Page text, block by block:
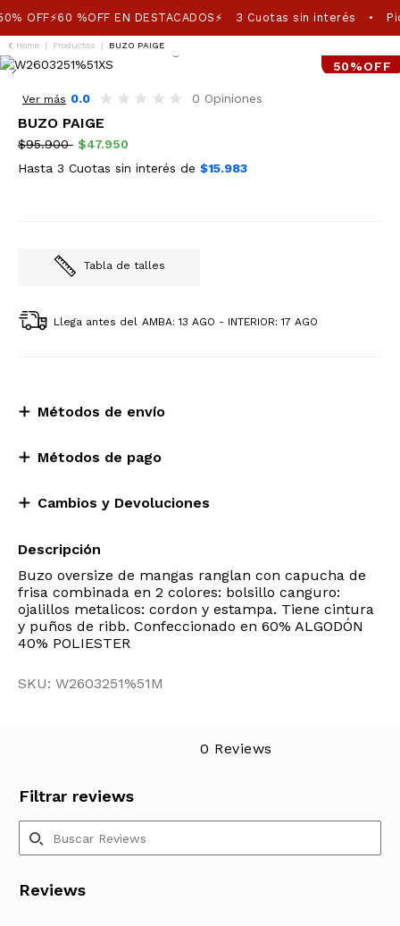
OFF⚡60 %OFF EN DESTACADOS⚡ 3 Cuotas sin interés •
Home | Productos | BUZO PAIGE
50%OFF
Ver más 0.0 0 Opiniones
BUZO PAIGE
$95.900 $47.950
Hasta 3 Cuotas sin interés de $15.983
Tabla de talles
Llega antes del AMBA: 13 AGO - INTERIOR: 17 AGO
Métodos de envío
Métodos de pago
Cambios y Devoluciones
Descripción
Buzo oversize de mangas ranglan con capucha de
frisa combinada en 2 colores: bolsillo canguro:
ojalillos metalicos: cordon y estampa. Tiene cintura
y puños de ribb. Confeccionado en 60% ALGODÓN
40% POLIESTER
SKU: W2603251%51M
Filtrar reviews
0 Reviews
Reviews